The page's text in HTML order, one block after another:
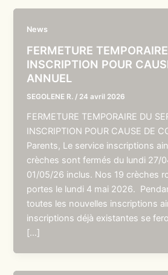
News
FERMETURE
INSCRIPTION POUR
ANNUEL
SEGOLENE R. / 24 avril 2026
FERMETURE TEMPORAIRE DU
INSCRIPTION POUR CAUSE DE
Parents, Le service inscriptions
crèches sont fermés du lundi 27/
01/05/26 inclus. Nos 19 crèches
portes le lundi 4 mai 2026.
toutes les nouvelles inscriptions
inscriptions déjà existantes se
[…]